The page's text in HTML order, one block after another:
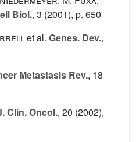
Biol., 3 (2001), p. 650
et al. Genes. Dev.,
Metastasis Rev., 18
Clin. Oncol., 20 (2002),